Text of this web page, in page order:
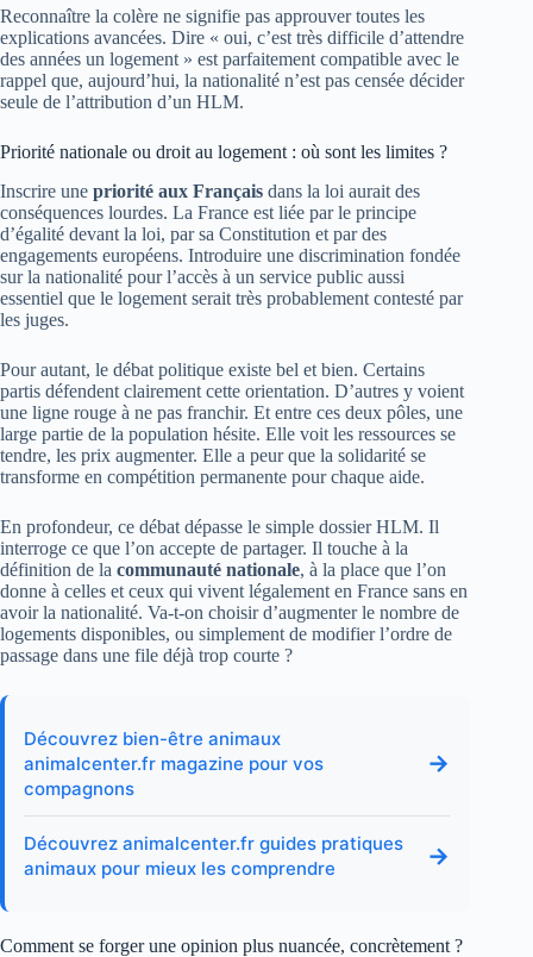
Reconnaître la colère ne signifie pas approuver toutes les
explications avancées. Dire « oui, c’est très difficile d’attendre
des années un logement » est parfaitement compatible avec le
rappel que, aujourd’hui, la nationalité n’est pas censée décider
seule de l’attribution d’un HLM.
Priorité nationale ou droit au logement : où sont les limites ?
Inscrire une priorité aux Français dans la loi aurait des
conséquences lourdes. La France est liée par le principe
d’égalité devant la loi, par sa Constitution et par des
engagements européens. Introduire une discrimination fondée
sur la nationalité pour l’accès à un service public aussi
essentiel que le logement serait très probablement contesté par
les juges.
Pour autant, le débat politique existe bel et bien. Certains
partis défendent clairement cette orientation. D’autres y voient
une ligne rouge à ne pas franchir. Et entre ces deux pôles, une
large partie de la population hésite. Elle voit les ressources se
tendre, les prix augmenter. Elle a peur que la solidarité se
transforme en compétition permanente pour chaque aide.
En profondeur, ce débat dépasse le simple dossier HLM. Il
interroge ce que l’on accepte de partager. Il touche à la
définition de la communauté nationale, à la place que l’on
donne à celles et ceux qui vivent légalement en France sans en
avoir la nationalité. Va-t-on choisir d’augmenter le nombre de
logements disponibles, ou simplement de modifier l’ordre de
passage dans une file déjà trop courte ?
Découvrez bien-être animaux
animalcenter.fr magazine pour vos
compagnons
→
Découvrez animalcenter.fr guides pratiques
animaux pour mieux les comprendre
→
Comment se forger une opinion plus nuancée, concrètement ?